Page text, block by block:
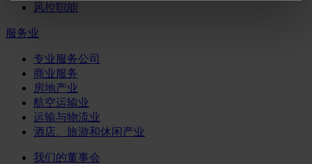
风控职能
服务业
专业服务公司
商业服务
房地产业
航空运输业
运输与物流业
酒店、旅游和休闲产业
我们的董事会